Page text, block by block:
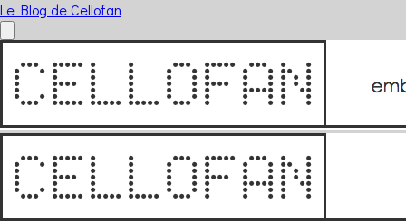
Le Blog de Cellofan